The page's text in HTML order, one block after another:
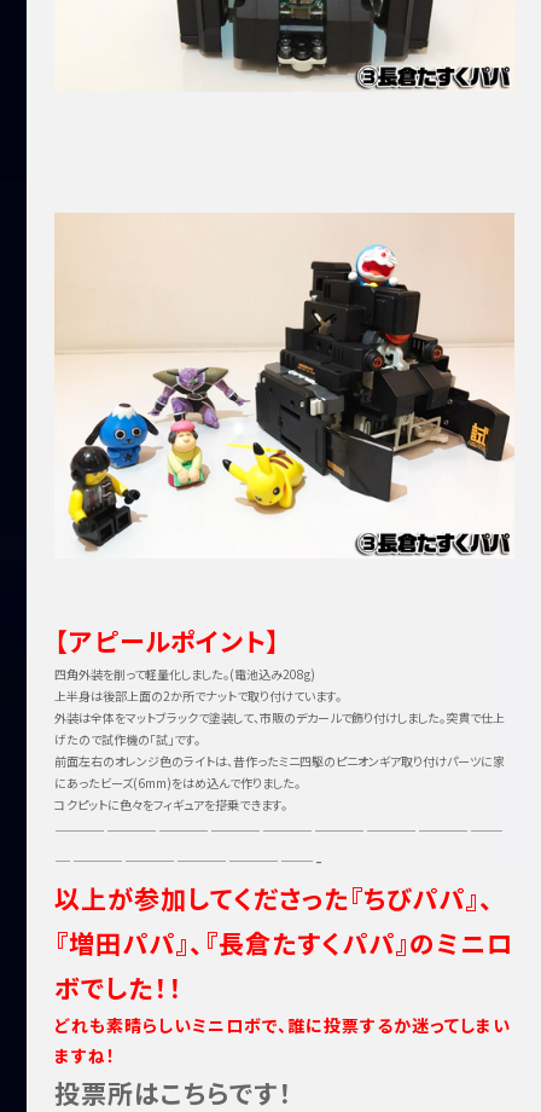
【アピールポイント】
四角外装を削って軽量化しました。(電池込み208g)
上半身は後部上面の2か所でナットで取り付けています。
外装は全体をマットブラックで塗装して、市販のデカールで飾り付けしました。突貫で仕上
げたので試作機の「試」です。
前面左右のオレンジ色のライトは、昔作ったミニ四駆のピニオンギア取り付けパーツに家
にあったビーズ(6mm)をはめ込んで作りました。
コクピットに色々をフィギュアを搭乗できます。
——————————————————————————
———————————————-
以上が参加してくださった『ちびパパ』、
『増田パパ』、『長倉たすくパパ』のミニロ
ボでした！！
どれも素晴らしいミニロボで、誰に投票するか迷ってしまい
ますね！
投票所はこちらです！